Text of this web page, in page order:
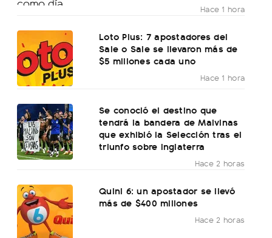
Hace 1 hora
Loto Plus: 7 apostadores del
Sale o Sale se llevaron más de
$5 millones cada uno
Hace 1 hora
Se conoció el destino que
tendrá la bandera de Malvinas
que exhibió la Selección tras el
triunfo sobre Inglaterra
Hace 2 horas
Quini 6: un apostador se llevó
más de $400 millones
Hace 2 horas